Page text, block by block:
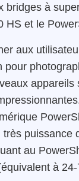
bridges à
HS et le
aux
pour
appareils
très puissance
au
à